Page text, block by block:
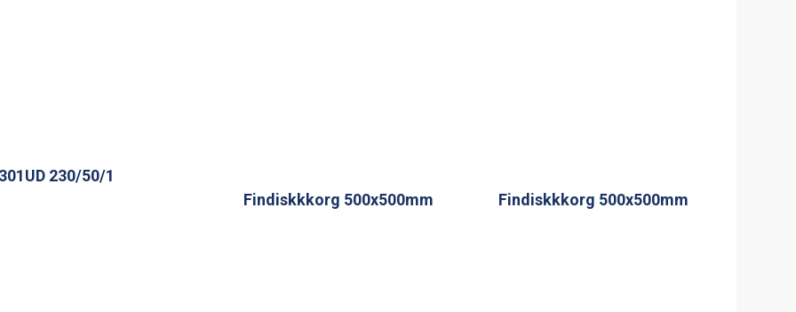
230/50/1
Findiskkkorg 500x500mm
Findiskkkorg 500x500mm